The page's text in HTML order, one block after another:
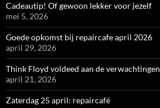
Cadeautip! Of gewoon lekker voor jezelf
mei 5, 2026
Goede opkomst bij repaircafe april 2026
april 29, 2026
Think Floyd voldeed aan de verwachtingen
april 21, 2026
Zaterdag 25 april: repaircafé